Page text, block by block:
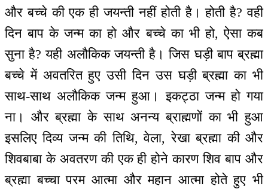
और बच्चे की एक ही जयन्ती नहीं होती है। होती है? वही
दिन बाप के जन्म का हो और बच्चे का भी हो, ऐसा कब
सुना है? यही अलौकिक जयन्ती है। जिस घड़ी बाप ब्रह्मा
बच्चे में अवतरित हुए उसी दिन उस घड़ी ब्रह्मा का भी
साथ-साथ अलौकिक जन्म हुआ। इकट्ठा जन्म हो गया
ना। और ब्रह्मा के साथ अनन्य ब्राह्मणों का भी हुआ
इसलिए दिव्य जन्म की तिथि, वेला, रेखा ब्रह्मा की और
शिवबाबा के अवतरण की एक ही होने कारण शिव बाप और
ब्रह्मा बच्चा परम आत्मा और महान आत्मा होते हुए भी